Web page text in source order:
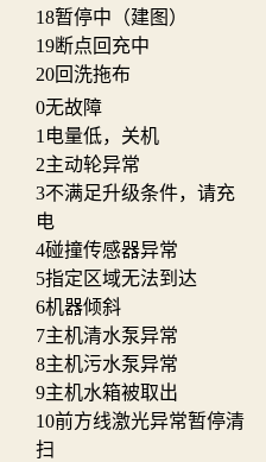
18暂停中（建图）
19断点回充中
20回洗拖布
0无故障
1 电量低，关机
2主动轮异常
3不满足升级条件，请充
电
4碰撞传感器异常
5指定区域无法到达
6机器倾斜
7主机清水泵异常
8主机污水泵异常
9主机水箱被取出
10前方线激光异常暂停清
扫